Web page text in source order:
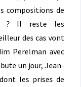
compositions de
? Il reste les
des cas vont
Perelman avec
un jour, Jean-
les prises de